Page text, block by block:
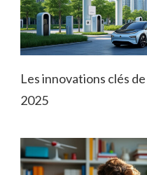
Les innovations clés
2025